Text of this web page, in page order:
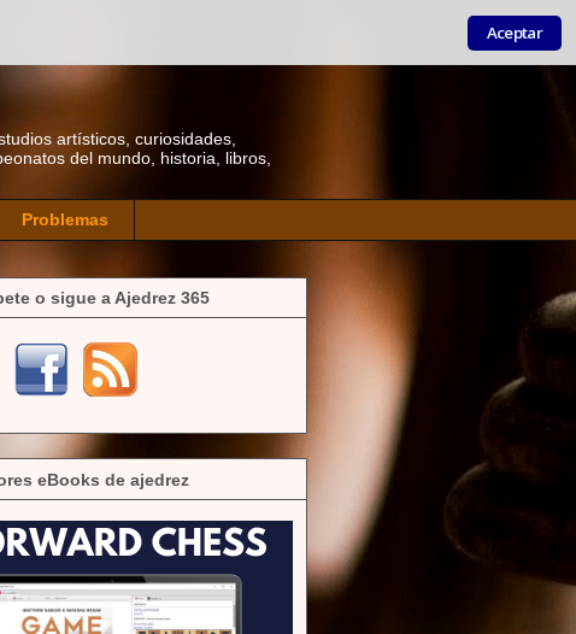
Aceptar
artísticos, curiosidades,
del mundo, historia, libros,
Problemas
o sigue a Ajedrez 365
eBooks de ajedrez